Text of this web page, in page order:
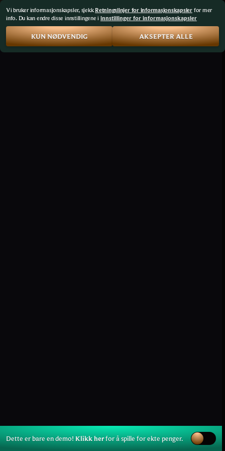
Dette er bare en demo!Klikk herfor å spille for ekte penger.
Vi bruker informasjonskapsler, sjekkRetningslinjer for informasjonskapsler for mer
info. Du kan endre disse innstillingene i innstillinger for informasjonskapsler
KUN NØDVENDIG AKSEPTER ALLE